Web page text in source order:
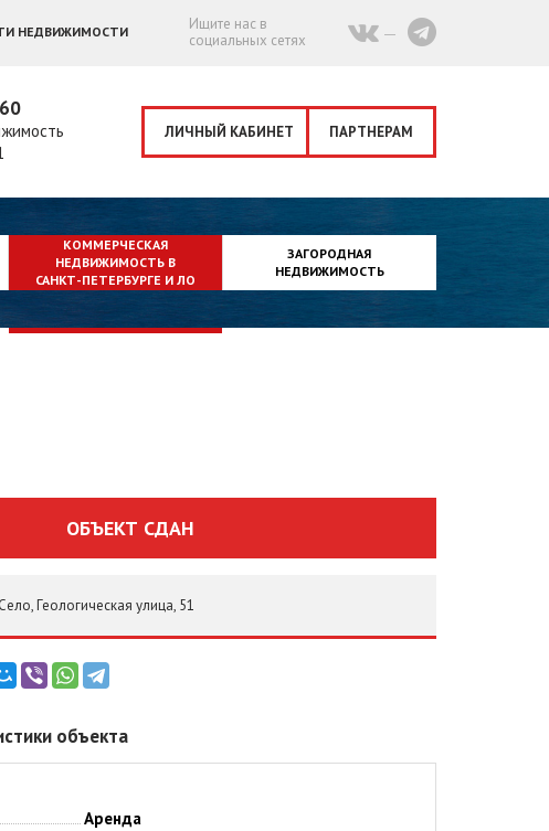
НЕДВИЖИМОСТИ
Ищите нас в
социальных сетях
ЛИЧНЫЙ КАБИНЕТ ПАРТНЕРАМ
КОММЕРЧЕСКАЯ
НЕДВИЖИМОСТЬ В
САНКТ-ПЕТЕРБУРГЕ И ЛО
ЗАГОРОДНАЯ
НЕДВИЖИМОСТЬ
ОБЪЕКТ СДАН
Геологическая улица, 51
объекта
Аренда